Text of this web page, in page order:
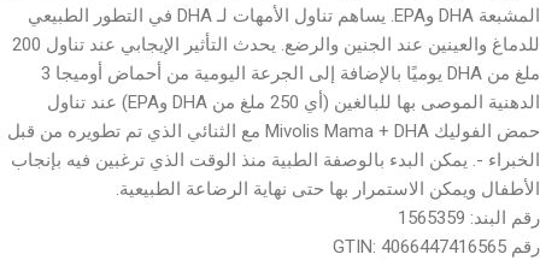
المشبعة DHA وEPA. يساهم تناول الأمهات لـ DHA في التطور الطبيعي
للدماغ والعينين عند الجنين والرضع. يحدث التأثير الإيجابي عند تناول 200
ملغ من DHA يوميًا بالإضافة إلى الجرعة اليومية من أحماض أوميجا 3
الدهنية الموصى بها للبالغين (أي 250 ملغ من DHA وEPA) عند تناول
حمض الفوليك Mivolis Mama + DHA مع الثنائي الذي تم تطويره من قبل
الخبراء -. يمكن البدء بالوصفة الطبية منذ الوقت الذي ترغبين فيه بإنجاب
الأطفال ويمكن الاستمرار بها حتى نهاية الرضاعة الطبيعية.
رقم البند: 1565359
رقم GTIN: 4066447416565